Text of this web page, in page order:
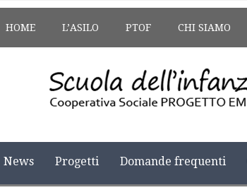
HOME L’ASILO PTOF CHI SIAMO
News Progetti Domande frequenti